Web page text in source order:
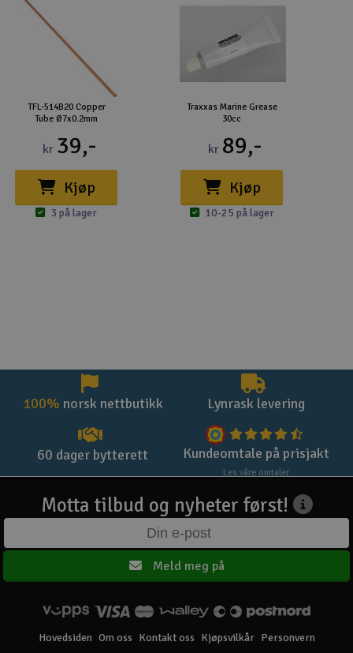
TFL-514B20 Copper
Tube Ø7x0.2mm
kr 39,-
Kjøp
3 på lager
Traxxas Marine Grease
30cc
kr 89,-
Kjøp
10-25 på lager
100% norsk nettbutikk Lynrask levering
60 dager bytterett Kundeomtale på prisjakt
Les våre omtaler
Motta tilbud og nyheter først!
Meld meg på
Hovedsiden Om oss Kontakt oss Kjøpsvilkår Personvern